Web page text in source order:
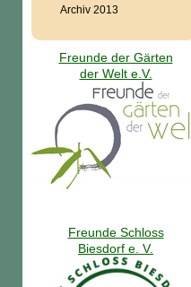
Archiv 2013
Freunde der Gärten
der Welt e.V.
Freunde Schloss
Biesdorf e. V.